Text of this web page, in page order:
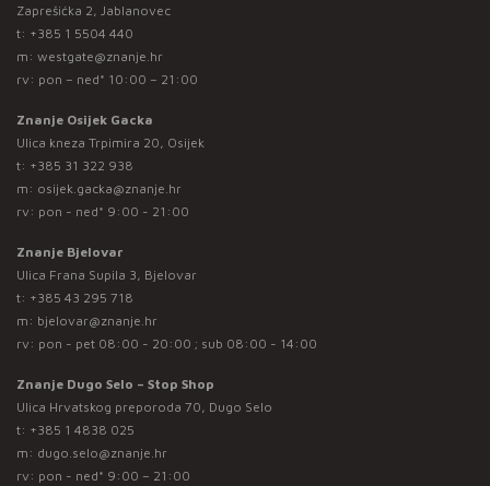
Zaprešićka 2, Jablanovec
t: +385 1 5504 440
m: westgate@znanje.hr
rv: pon – ned* 10:00 – 21:00
Znanje Osijek Gacka
Ulica kneza Trpimira 20, Osijek
t: +385 31 322 938
m: osijek.gacka@znanje.hr
rv: pon - ned* 9:00 - 21:00
Znanje Bjelovar
Ulica Frana Supila 3, Bjelovar
t: +385 43 295 718
m: bjelovar@znanje.hr
rv: pon - pet 08:00 - 20:00 ; sub 08:00 - 14:00
Znanje Dugo Selo – Stop Shop
Ulica Hrvatskog preporoda 70, Dugo Selo
t: +385 1 4838 025
m: dugo.selo@znanje.hr
rv: pon - ned* 9:00 – 21:00